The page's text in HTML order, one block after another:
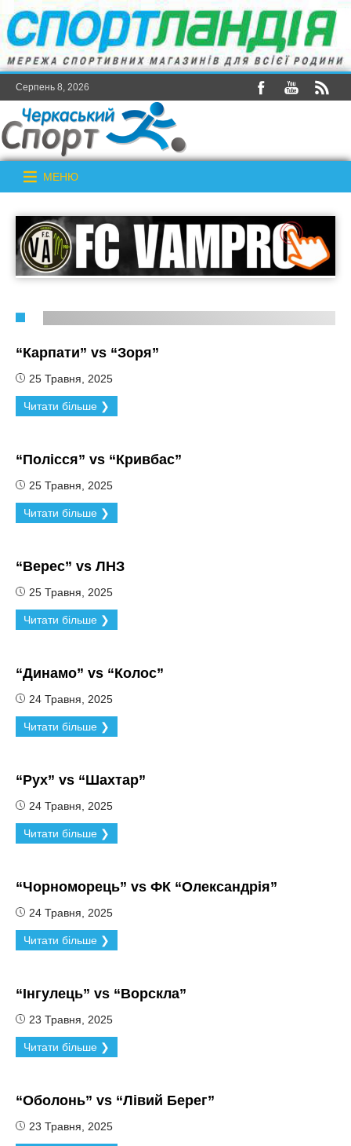
Серпень 8, 2026
МЕНЮ
“Карпати” vs “Зоря”
25 Травня, 2025
Читати більше ❯
“Полісся” vs “Кривбас”
25 Травня, 2025
Читати більше ❯
“Верес” vs ЛНЗ
25 Травня, 2025
Читати більше ❯
“Динамо” vs “Колос”
24 Травня, 2025
Читати більше ❯
“Рух” vs “Шахтар”
24 Травня, 2025
Читати більше ❯
“Чорноморець” vs ФК “Олександрія”
24 Травня, 2025
Читати більше ❯
“Інгулець” vs “Ворскла”
23 Травня, 2025
Читати більше ❯
“Оболонь” vs “Лівий Берег”
23 Травня, 2025